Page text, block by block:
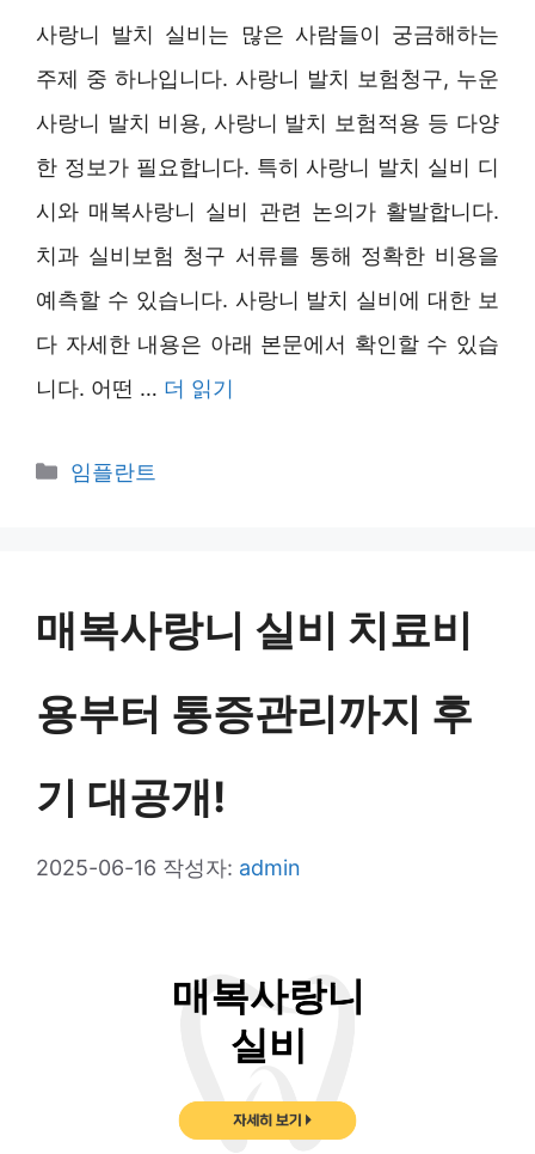
사랑니 발치 실비는 많은 사람들이 궁금해하는
주제 중 하나입니다. 사랑니 발치 보험청구, 누운
사랑니 발치 비용, 사랑니 발치 보험적용 등 다양
한 정보가 필요합니다. 특히 사랑니 발치 실비 디
시와 매복사랑니 실비 관련 논의가 활발합니다.
치과 실비보험 청구 서류를 통해 정확한 비용을
예측할 수 있습니다. 사랑니 발치 실비에 대한 보
다 자세한 내용은 아래 본문에서 확인할 수 있습
니다. 어떤 … 더 읽기
카
임플란트
매복사랑니 실비 치료비
용부터 통증관리까지 후
기 대공개!
2025-06-16 작성자: admin